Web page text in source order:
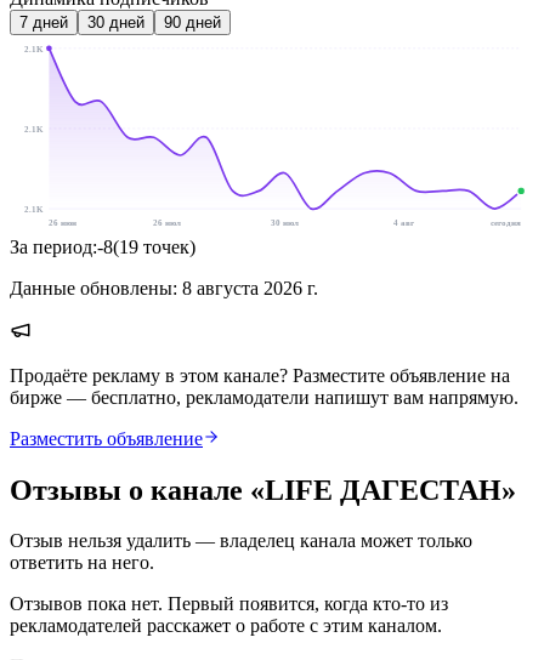
7 дней 30 дней 90 дней
2.1K
2.1K
2.1K
26 июн
26 июл 30 июл 4 авг сегодня
За период:-8(19 точек)
Данные обновлены: 8 августа 2026 г.
Продаёте рекламу в этом канале? Разместите объявление на
бирже — бесплатно, рекламодатели напишут вам напрямую.
Разместить объявление
Отзывы о канале «LIFE ДАГЕСТАН»
Отзыв нельзя удалить — владелец канала может только
ответить на него.
Отзывов пока нет. Первый появится, когда кто-то из
рекламодателей расскажет о работе с этим каналом.